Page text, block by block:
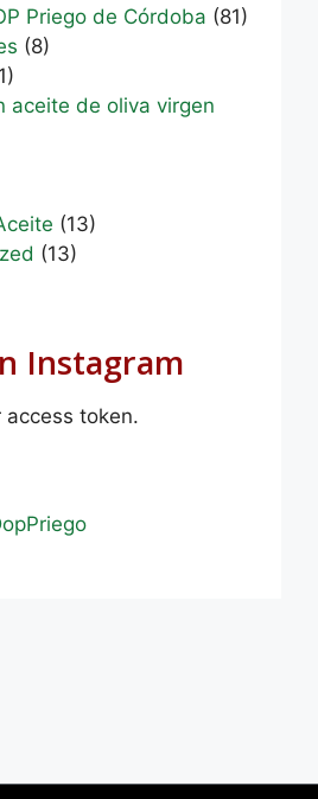
Priego de Córdoba (81)
(8)
aceite de oliva virgen
(13)
(13)
Instagram
access token.